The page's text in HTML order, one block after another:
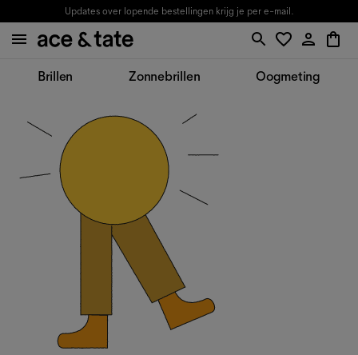
Updates over lopende bestellingen krijg je per e-mail.
Brillen Zonnebrillen Oogmeting